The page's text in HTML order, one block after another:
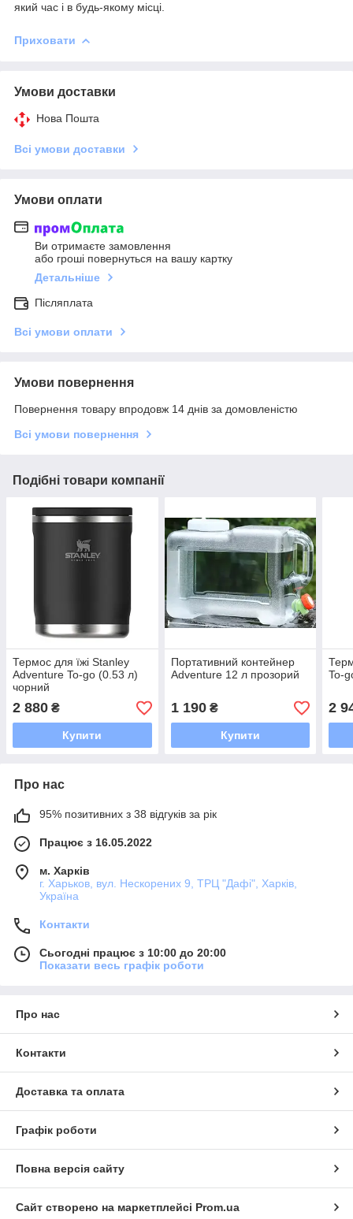
який час і в будь-якому місці.
Приховати
Умови доставки
Нова Пошта
Всі умови доставки
Умови оплати
Ви отримаєте замовлення
або гроші повернуться на вашу картку
Детальніше
Післяплата
Всі умови оплати
Умови повернення
Повернення товару впродовж 14 днів за домовленістю
Всі умови повернення
Подібні товари компанії
Термос для їжі Stanley
Adventure To-go (0.53 л)
чорний
2 880 ₴
Купити
Портативний контейнер
Adventure 12 л прозорий
1 190₴
Купити
To-
2
Про нас
95% позитивних з 38 відгуків за рік
Працює з 16.05.2022
м. Харків
г. Харьков, вул. Нескорених 9, ТРЦ "Дафі", Харків,
Україна
Контакти
Сьогодні працює з 10:00 до 20:00
Показати весь графік роботи
Про нас
Контакти
Доставка та оплата
Графік роботи
Повна версія сайту
Сайт створено на маркетплейсі Prom.ua